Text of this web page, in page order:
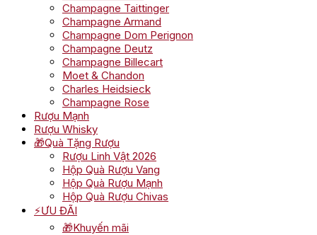
Champagne Taittinger
Champagne Armand
Champagne Dom Perignon
Champagne Deutz
Champagne Billecart
Moet & Chandon
Charles Heidsieck
Champagne Rose
Rượu Mạnh
Rượu Whisky
🎁Quà Tặng Rượu
Rượu Linh Vật 2026
Hộp Quà Rượu Vang
Hộp Quà Rượu Mạnh
Hộp Quà Rượu Chivas
⚡ƯU ĐÃI
🎁Khuyến mãi